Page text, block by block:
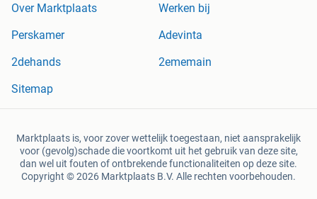
Over Marktplaats
Werken bij
Perskamer
Adevinta
2dehands
2ememain
Sitemap
Marktplaats is, voor zover wettelijk toegestaan, niet aansprakelijk
voor (gevolg)schade die voortkomt uit het gebruik van deze site,
dan wel uit fouten of ontbrekende functionaliteiten op deze site.
Copyright © 2026 Marktplaats B.V. Alle rechten voorbehouden.